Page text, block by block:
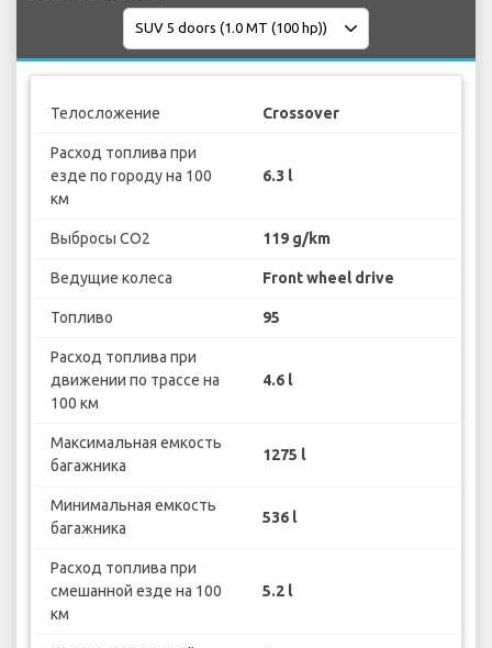
Телосложение Crossover
Расход топлива при
езде по городу на 100
км
6.3 l
Выбросы CO2 119 g/km
Ведущие колеса Front wheel drive
Топливо 95
Расход топлива при
движении по трассе на
100 км
4.6 l
Максимальная емкость
багажника
1275 l
Минимальная емкость
багажника
536 l
Расход топлива при
смешанной езде на 100
км
5.2 l